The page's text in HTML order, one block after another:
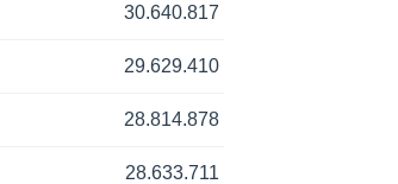
30.640.817
29.629.410
28.814.878
28.633.711